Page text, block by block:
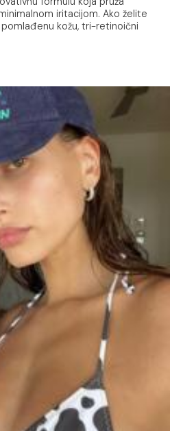
iritacijom. Ako želite
kožu, tri-retinoični